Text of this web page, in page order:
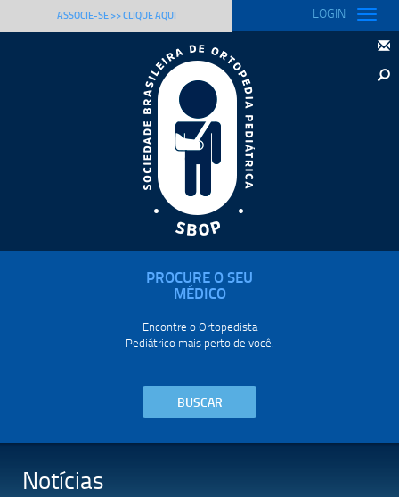
ASSOCIE-SE >> CLIQUE AQUI LOGIN
Toggle
PROCURE O SEU
MÉDICO
Encontre o Ortopedista
Pediátrico mais perto de você.
BUSCAR
Notícias